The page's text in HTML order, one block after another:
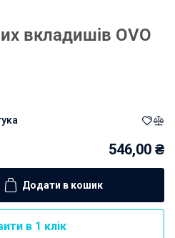
вкладишів OVO
546,00 ₴
Додати в кошик
в 1 клік